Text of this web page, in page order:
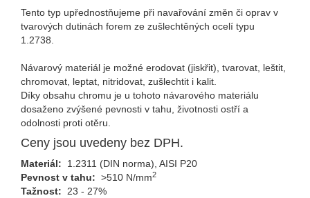
Tento typ upřednostňujeme při navařování změn či oprav v
tvarových dutinách forem ze zušlechtěných ocelí typu
1.2738.
Návarový materiál je možné erodovat (jiskřit), tvarovat, leštit,
chromovat, leptat, nitridovat, zušlechtit i kalit.
Díky obsahu chromu je u tohoto návarového materiálu
dosaženo zvýšené pevnosti v tahu, životnosti ostří a
odolnosti proti otěru.
Ceny jsou uvedeny bez DPH.
Materiál: 1.2311 (DIN norma), AISI P20
Pevnost v tahu: >510 N/mm2
Tažnost: 23 - 27%